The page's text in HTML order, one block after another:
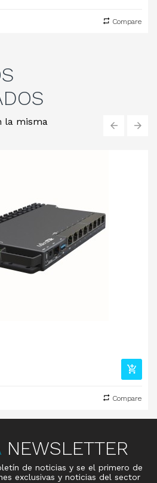
Compare
la misma
Compare
NEWSLETTER
de noticias y se el primero de
exclusivas y noticias del sector